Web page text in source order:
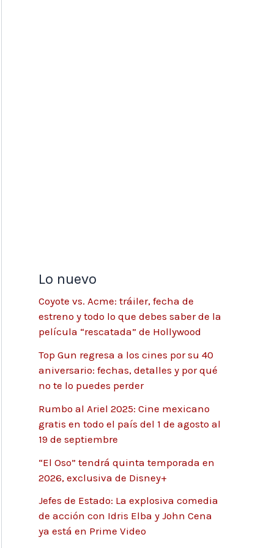
Lo nuevo
Coyote vs. Acme: tráiler, fecha de
estreno y todo lo que debes saber de la
película “rescatada” de Hollywood
Top Gun regresa a los cines por su 40
aniversario: fechas, detalles y por qué
no te lo puedes perder
Rumbo al Ariel 2025: Cine mexicano
gratis en todo el país del 1 de agosto al
19 de septiembre
“El Oso” tendrá quinta temporada en
2026, exclusiva de Disney+
Jefes de Estado: La explosiva comedia
de acción con Idris Elba y John Cena
ya está en Prime Video